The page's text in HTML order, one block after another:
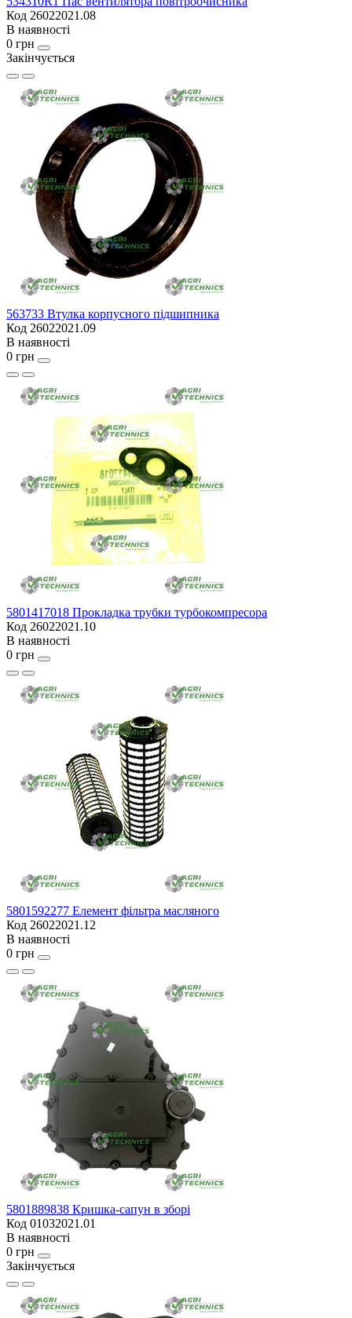
Код 26022021.08
В наявності
0 грн
Закінчується
563733 Втулка корпусного підшипника
Код 26022021.09
В наявності
0 грн
5801417018 Прокладка трубки турбокомпресора
Код 26022021.10
В наявності
0 грн
5801592277 Елемент фільтра масляного
Код 26022021.12
В наявності
0 грн
5801889838 Кришка-сапун в зборі
Код 01032021.01
В наявності
0 грн
Закінчується